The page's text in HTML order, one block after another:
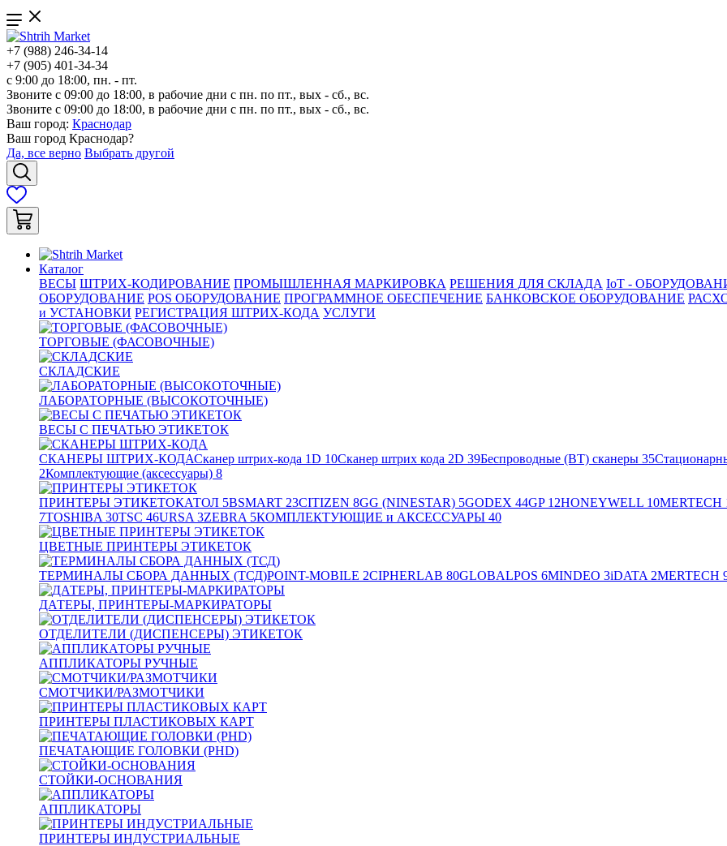
+7 (988) 246-34-14
+7 (905) 401-34-34
с 9:00 до 18:00, пн. - пт.
Звоните с 09:00 до 18:00, в рабочие дни с пн. по пт., вых - сб., вс.
Звоните с 09:00 до 18:00, в рабочие дни с пн. по пт., вых - сб., вс.
Ваш город: Краснодар
Ваш город Краснодар?
Да, все верно Выбрать другой
Каталог
ВЕСЫ ШТРИХ-КОДИРОВАНИЕ ПРОМЫШЛЕННАЯ МАРКИРОВКА РЕШЕНИЯ ДЛЯ СКЛАДА IoT -
ОБОРУДОВАНИЕ POS ОБОРУДОВАНИЕ ПРОГРАММНОЕ ОБЕСПЕЧЕНИЕ БАНКОВСКОЕ ОБОРУДОВАНИЕ
и УСТАНОВКИ РЕГИСТРАЦИЯ ШТРИХ-КОДА УСЛУГИ
ТОРГОВЫЕ (ФАСОВОЧНЫЕ)
СКЛАДСКИЕ
ЛАБОРАТОРНЫЕ (ВЫСОКОТОЧНЫЕ)
ВЕСЫ С ПЕЧАТЬЮ ЭТИКЕТОК
СКАНЕРЫ ШТРИХ-КОДАСканер штрих-кода 1D 10Сканер штрих кода 2D 39Беспроводные (BT) сканеры 35
2Комплектующие (аксессуары) 8
ПРИНТЕРЫ ЭТИКЕТОКАТОЛ 5BSMART 23CITIZEN 8GG (NINESTAR) 5GODEX 44GP12HONEYWELL 10MERTECH
7TOSHIBA 30TSC 46URSA 3ZEBRA 5КОМПЛЕКТУЮЩИЕ и АКСЕССУАРЫ 40
ЦВЕТНЫЕ ПРИНТЕРЫ ЭТИКЕТОК
ТЕРМИНАЛЫ СБОРА ДАННЫХ (ТСД)POINT-MOBILE 2CIPHERLAB 80GLOBALPOS 6MINDEO 3iDATA 2MERTECH
ДАТЕРЫ, ПРИНТЕРЫ-МАРКИРАТОРЫ
ОТДЕЛИТЕЛИ (ДИСПЕНСЕРЫ) ЭТИКЕТОК
АППЛИКАТОРЫ РУЧНЫЕ
СМОТЧИКИ/РАЗМОТЧИКИ
ПРИНТЕРЫ ПЛАСТИКОВЫХ КАРТ
ПЕЧАТАЮЩИЕ ГОЛОВКИ (PHD)
СТОЙКИ-ОСНОВАНИЯ
АППЛИКАТОРЫ
ПРИНТЕРЫ ИНДУСТРИАЛЬНЫЕ